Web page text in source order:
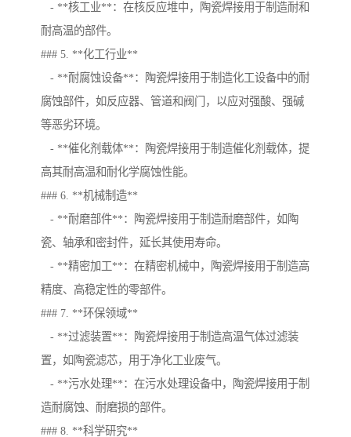
- **核工业**：在核反应堆中，陶瓷焊接用于制造耐和
耐高温的部件。
### 5. **化工行业**
- **耐腐蚀设备**：陶瓷焊接用于制造化工设备中的耐
腐蚀部件，如反应器、管道和阀门，以应对强酸、强碱
等恶劣环境。
- **催化剂载体**：陶瓷焊接用于制造催化剂载体，提
高其耐高温和耐化学腐蚀性能。
### 6. **机械制造**
- **耐磨部件**：陶瓷焊接用于制造耐磨部件，如陶
瓷、轴承和密封件，延长其使用寿命。
- **精密加工**：在精密机械中，陶瓷焊接用于制造高
精度、高稳定性的零部件。
### 7. **环保领域**
- **过滤装置**：陶瓷焊接用于制造高温气体过滤装
置，如陶瓷滤芯，用于净化工业废气。
- **污水处理**：在污水处理设备中，陶瓷焊接用于制
造耐腐蚀、耐磨损的部件。
### 8. **科学研究**